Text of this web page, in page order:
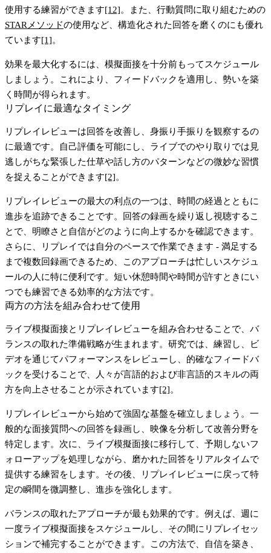
使用する練習ができます[12]。また、行動質問に取り組むための
STARメソッドの使用など、構造化された回答を磨くのにも優れ
ています[1]。
効果を最大化するには、模擬面接を十分前もってスケジュール
しましょう。これにより、フィードバックを適用し、勢いを築
く時間が得られます。
リプレイに最適なタイミング
リプレイレビューは回答を改善し、身振り手振りを観察するの
に最適です。自己評価を可能にし、ライブでのやり取りでは見
逃しがちな緊張した仕草や話し方のパターンなどの微妙な習慣
を捉えることができます[2]。
リプレイレビューの最大の利点の一つは、時間の経過とともに
進歩を追跡できることです。回答の録画を繰り返し視聴するこ
とで、明瞭さと自信がどのように向上するかを確認できます。
さらに、リプレイでは自分のペースで作業できます - 満足する
まで複数回録画できるため、このアプローチは忙しいスケジュ
ールの人に特に便利です。短い休憩時間や時間が許すときにい
つでも練習できる効率的な方法です。
両方の方法を組み合わせて使用
ライブ模擬面接とリプレイレビューを組み合わせることで、バ
ランスの取れた準備戦略が生まれます。研究では、練習し、ビ
デオを通じてパフォーマンスをレビューし、的確なフィードバ
ックを受けることで、人々が言語的および非言語的スキルの両
方を向上させることが示されています[2]。
リプレイレビューから始めて強固な基盤を確立しましょう。一
般的な面接質問への回答を録画し、映像を分析して改善分野を
特定します。次に、ライブ模擬面接に移行して、予期しないフ
ォローアップを処理しながら、磨かれた回答をリアルタイムで
提供する練習をします。その後、リプレイレビューに戻って特
定の瞬間を微調整し、進歩を強化します。
バランスの取れたアプローチが最も効果的です。例えば、週に
一度ライブ模擬面接をスケジュールし、その間にリプレイセッ
ションで補完することができます。この方法で、自信を築き、